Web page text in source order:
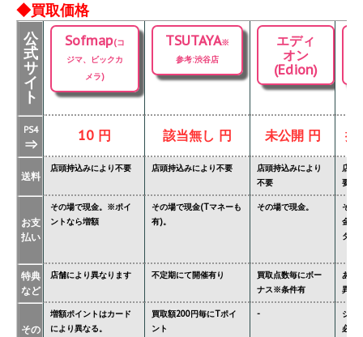
◆買取価格
公
式
サ
イ
ト
Sofmap(コ
ジマ、ビックカ
メラ)
TSUTAYA※
参考:渋谷店
エディ
オン
(Edion)
PS4
⇒ 10 円 該当無し 円 未公開 円 掲
送料
店頭持込みにより不要 店頭持込みにより不要
店頭持込みにより
不要
店頭
要
お支
払い
その場で現金。※ポイ
ントなら増額
その場で現金(Tマネーも
有)。
その場で現金。
その
金額
ター'
特典
など
店舗により異なります 不定期にて開催有り
買取点数毎にボー
ナス※条件有
あり
異な
その
増額ポイントはカード
により異なる。
買取額200円毎にTポイ
ント
-
ジョ
必要